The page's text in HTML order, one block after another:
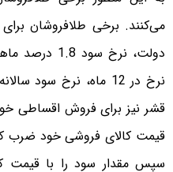
می‌کنند. برخی طلافروشان
دولت، نرخ
قیمت کالای فروشی خود ضرب
سپس مقدار سود را با قیمت